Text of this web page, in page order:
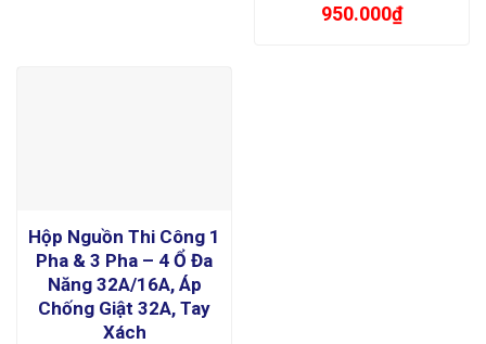
950.000₫
Hộp Nguồn Thi Công 1
Pha & 3 Pha – 4 Ổ Đa
Năng 32A/16A, Áp
Chống Giật 32A, Tay
Xách